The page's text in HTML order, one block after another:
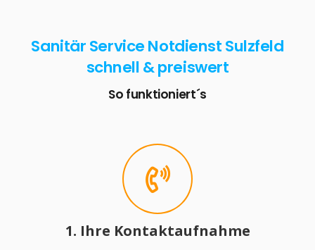
Sanitär Service Notdienst Sulzfeld
schnell & preiswert
So funktioniert´s
1. Ihre Kontaktaufnahme